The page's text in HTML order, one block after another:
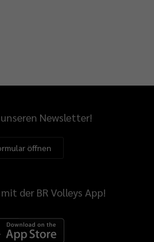
Newsletter!
öffnen
der BR Volleys App!